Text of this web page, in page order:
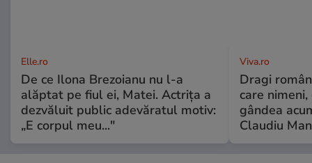
Elle.ro
De ce Ilona Brezoianu nu l-a
alăptat pe fiul ei, Matei. Actrița a
dezvăluit public adevăratul motiv:
„E corpul meu..."
Viva.ro
Dragi
care
gândea
Claudiu